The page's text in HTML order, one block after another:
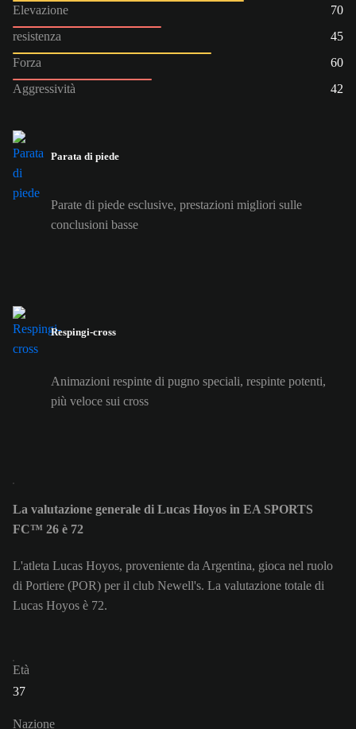
Elevazione
70
resistenza
45
Forza
60
Aggressività
42
Parata di piede
Parate di piede esclusive, prestazioni migliori sulle
conclusioni basse
Respingi-cross
Animazioni respinte di pugno speciali, respinte potenti,
più veloce sui cross
La valutazione generale di Lucas Hoyos in EA SPORTS
FC™ 26 è 72
L'atleta Lucas Hoyos, proveniente da Argentina, gioca nel ruolo
di Portiere (POR) per il club Newell's. La valutazione totale di
Lucas Hoyos è 72.
Età
37
Nazione